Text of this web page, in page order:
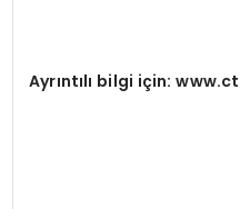
Ayrıntılı bilgi için: